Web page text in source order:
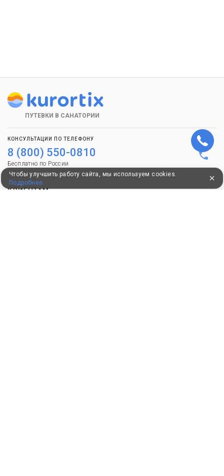
ПУТЕВКИ В САНАТОРИИ
КОНСУЛЬТАЦИИ ПО ТЕЛЕФОНУ
8 (800) 550-0810
Бесплатно по России
КЛИЕНТАМ
Чтобы улучшить работу сайта, мы используем cookies.
Подробнее